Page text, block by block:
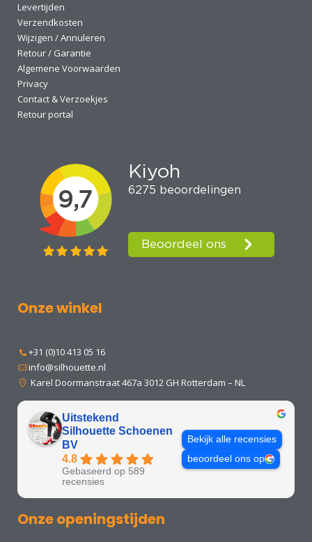
Levertijden
Verzendkosten
Wijzigen / Annuleren
Retour / Garantie
Algemene Voorwaarden
Privacy
Contact & Verzoekjes
Retour portal
Onze winkel
+31 (0)10 413 05 16
info@silhouette.nl
Karel Doormanstraat 467a 3012 GH Rotterdam – NL
Uitstekend
Silhouette Schoenen
BV
4.8
Gebaseerd op 589
recensies
Bekijk alle recensies
beoordeel ons op
Onze openingstijden